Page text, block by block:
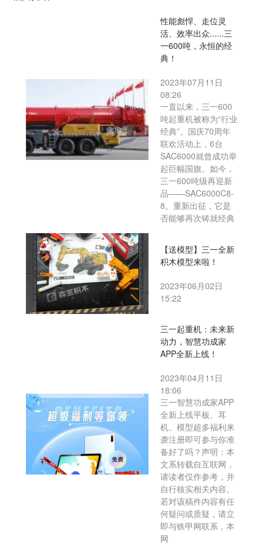
性能彪悍、走位灵
活、效率出众......三
一600吨，永恒的经
典！
2023年07月11日
08:26
一直以来，三一600
吨起重机被称为“行业
经典”。国庆70周年
联欢活动上，6台
SAC6000就曾成功举
起巨幅国旗。如今，
三一600吨级再迎新
品——SAC6000C8-
8。重新出征，它是
否能够再次铸就经典
【送模型】三一全新
积木模型来啦！
2023年06月02日
15:22
三一起重机：未来新
动力，智慧功成家
APP全新上线！
2023年04月11日
18:06
三一智慧功成家APP
全新上线平板、耳
机、模型超多福利来
袭注册即可参与你准
备好了吗？声明：本
文系转载自互联网，
请读者仅作参考，并
自行核实相关内容。
若对该稿件内容有任
何疑问或质疑，请立
即与铁甲网联系，本
网